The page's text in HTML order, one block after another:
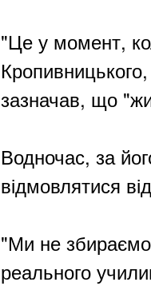
"Це у момент,
зазначав, що
Водночас, за
відмовлятися
"Ми не
реального